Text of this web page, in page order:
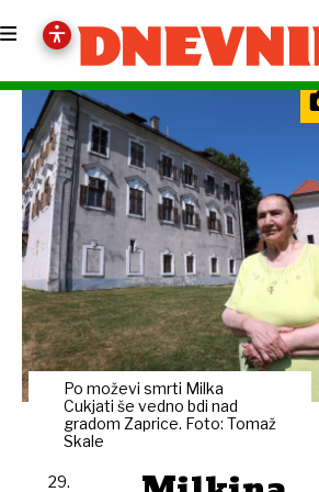
Po moževi smrti Milka
Cukjati še vedno bdi nad
gradom Zaprice. Foto: Tomaž
Skale
29.